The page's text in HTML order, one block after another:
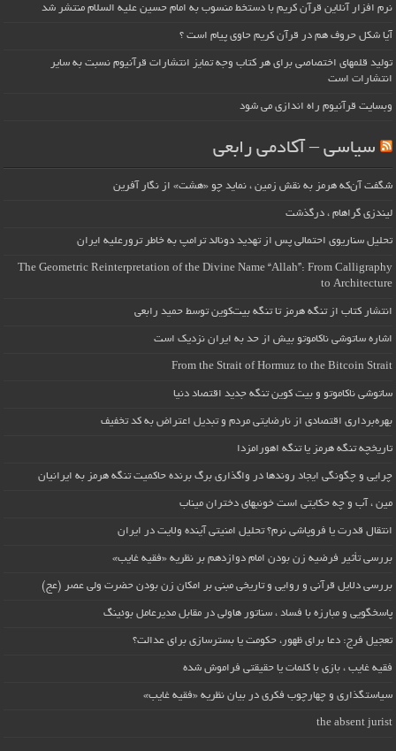
نرم افزار آنلاین قرآن کریم با دستخط منسوب به امام حسین علیه السلام منتشر شد
آیا شکل حروف هم در قرآن کریم حاوی پیام است ؟
تولید قلمهای اختصاصی برای هر کتاب وجه تمایز انتشارات قرآنیوم نسبت به سایر
انتشارات است
وبسایت قرآنیوم راه اندازی می شود
سیاسی – آکادمی رابعی
شگفت آن‌که هرمز به نقش زمین ، نماید چو «هشت» از نگار آفرین
لیندزی گراهام ، درگذشت
تحلیل سناریوی احتمالی پس از تهدید دونالد ترامپ به خاطر ترورعلیه ایران
The Geometric Reinterpretation of the Divine Name “Allah”: From Calligraphy
to Architecture
انتشار کتاب از تنگه هرمز تا تنگه بیت‌کوین توسط حمید رابعی
اشاره ساتوشی ناکاموتو بیش از حد به ایران نزدیک است
From the Strait of Hormuz to the Bitcoin Strait
ساتوشی ناکاموتو و بیت کوین تنگه جدید اقتصاد دنیا
بهره‌برداری اقتصادی از نارضایتی مردم و تبدیل اعتراض به کد تخفیف
تاریخچه تنگه هرمز یا تنگه اهورامزدا
چرایی و چگونگی ایجاد روندها در واگذاری برگ برنده حاکمیت تنگه هرمز به ایرانیان
مین ، آب و چه حکایتی است خونبهای دختران میناب
انتقال قدرت یا فروپاشی نرم؟ تحلیل امنیتی آینده ولایت در ایران
بررسی تأثیر فرضیه زن بودن امام دوازدهم بر نظریه «فقیه غایب»
بررسی دلایل قرآنی و روایی و تاریخی مبنی بر امکان زن بودن حضرت ولی عصر (عج)
پاسخگویی و مبارزه با فساد ، سناتور هاولی در مقابل مدیرعامل بوئینگ
تعجیل فرج: دعا برای ظهور، حکومت یا بسترسازی برای عدالت؟
فقیه غایب ، بازی با کلمات یا حقیقتی فراموش شده
سیاستگذاری و چهارچوب فکری در بیان نظریه «فقیه غایب»
the absent jurist